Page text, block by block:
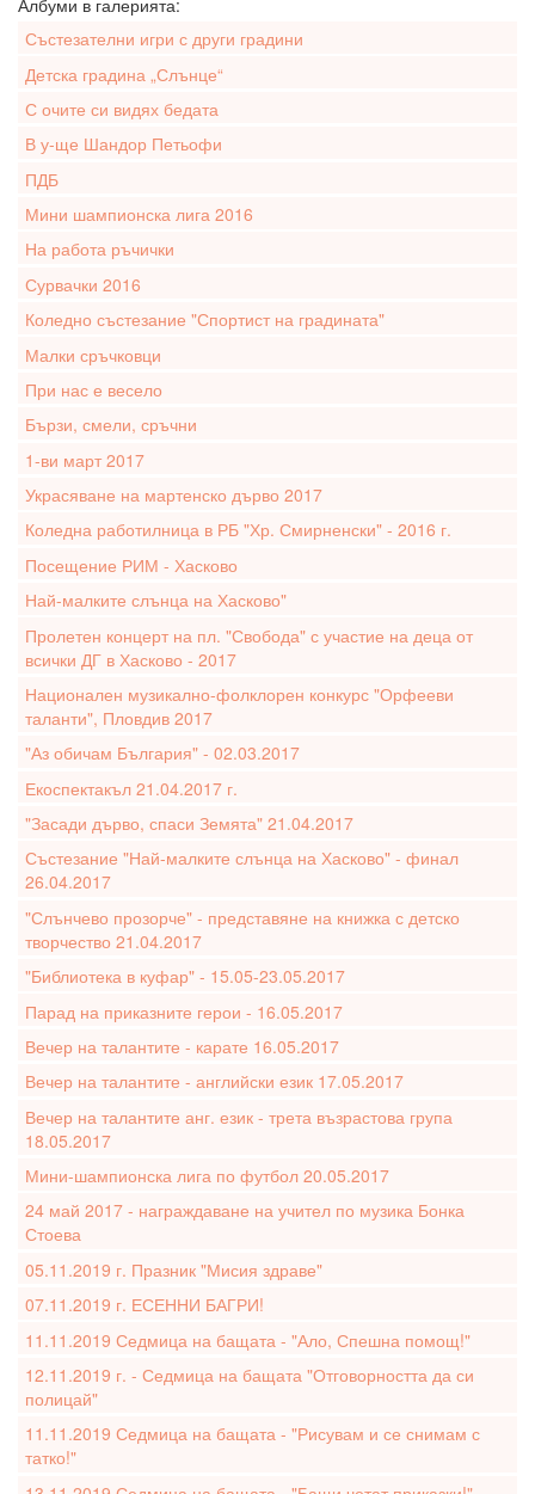
Албуми в галерията:
Състезателни игри с други градини
Детска градина „Слънце“
С очите си видях бедата
В у-ще Шандор Петьофи
ПДБ
Мини шампионска лига 2016
На работа ръчички
Сурвачки 2016
Коледно състезание "Спортист на градината"
Малки сръчковци
При нас е весело
Бързи, смели, сръчни
1-ви март 2017
Украсяване на мартенско дърво 2017
Коледна работилница в РБ "Хр. Смирненски" - 2016 г.
Посещение РИМ - Хасково
Най-малките слънца на Хасково"
Пролетен концерт на пл. "Свобода" с участие на деца от
всички ДГ в Хасково - 2017
Национален музикално-фолклорен конкурс "Орфееви
таланти", Пловдив 2017
"Аз обичам България" - 02.03.2017
Екоспектакъл 21.04.2017 г.
"Засади дърво, спаси Земята" 21.04.2017
Състезание "Най-малките слънца на Хасково" - финал
26.04.2017
"Слънчево прозорче" - представяне на книжка с детско
творчество 21.04.2017
"Библиотека в куфар" - 15.05-23.05.2017
Парад на приказните герои - 16.05.2017
Вечер на талантите - карате 16.05.2017
Вечер на талантите - английски език 17.05.2017
Вечер на талантите анг. език - трета възрастова група
18.05.2017
Мини-шампионска лига по футбол 20.05.2017
24 май 2017 - награждаване на учител по музика Бонка
Стоева
05.11.2019 г. Празник "Мисия здраве"
07.11.2019 г. ЕСЕННИ БАГРИ!
11.11.2019 Седмица на бащата - "Ало, Спешна помощ!"
12.11.2019 г. - Седмица на бащата "Отговорността да си
полицай"
11.11.2019 Седмица на бащата - "Рисувам и се снимам с
татко!"